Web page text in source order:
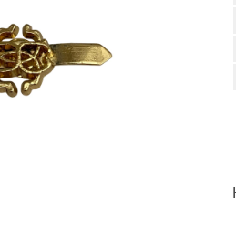
Затяжка пяточной